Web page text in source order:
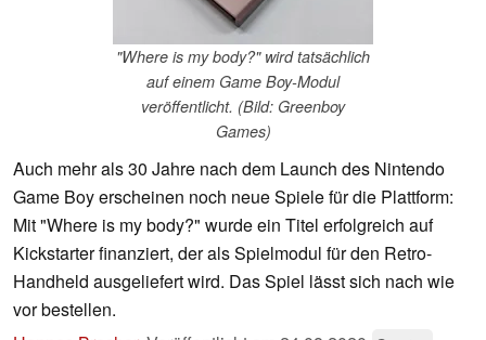
"Where is my body?" wird tatsächlich
auf einem Game Boy-Modul
veröffentlicht. (Bild: Greenboy
Games)
Auch mehr als 30 Jahre nach dem Launch des Nintendo
Game Boy erscheinen noch neue Spiele für die Plattform:
Mit "Where is my body?" wurde ein Titel erfolgreich auf
Kickstarter finanziert, der als Spielmodul für den Retro-
Handheld ausgeliefert wird. Das Spiel lässt sich nach wie
vor bestellen.